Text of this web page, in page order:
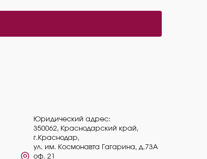
Юридический адрес:
350062, Краснодарский край,
г.Краснодар,
ул. им. Космонавта Гагарина, д.73А
оф. 21